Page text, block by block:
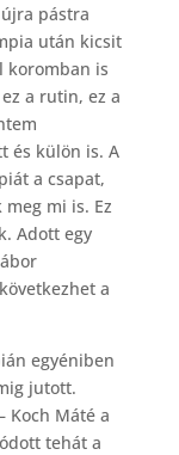
pástra
után kicsit
koromban is
a rutin, ez a
és külön is. A
a csapat,
mi is. Ez
Adott egy
a
egyéniben
jutott.
Koch Máté a
tehát a